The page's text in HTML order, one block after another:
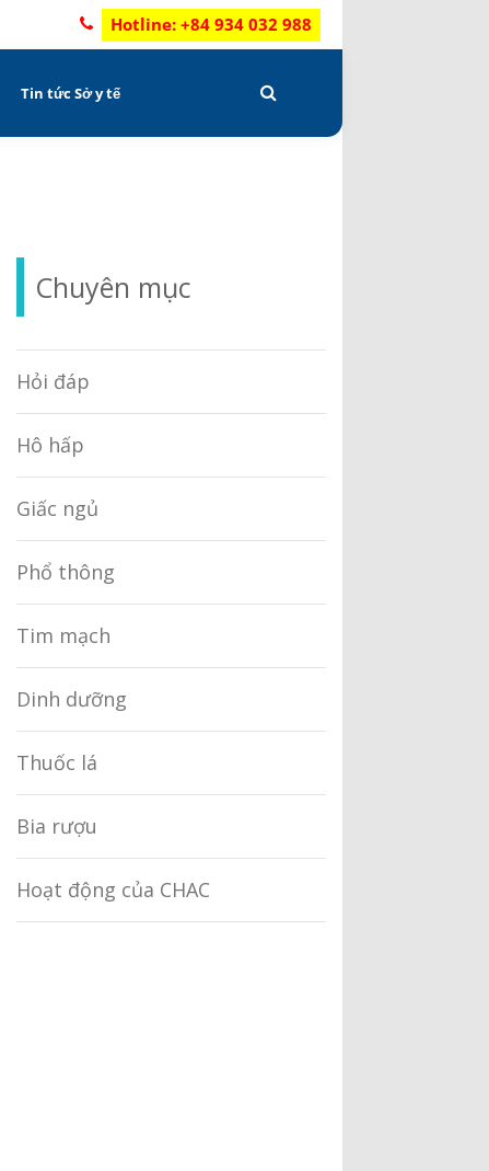
Hotline: +84 934 032 988
Tin tức Sở y tế
Chuyên mục
Hỏi đáp
Hô hấp
Giấc ngủ
Phổ thông
Tim mạch
Dinh dưỡng
Thuốc lá
Bia rượu
Hoạt động của CHAC